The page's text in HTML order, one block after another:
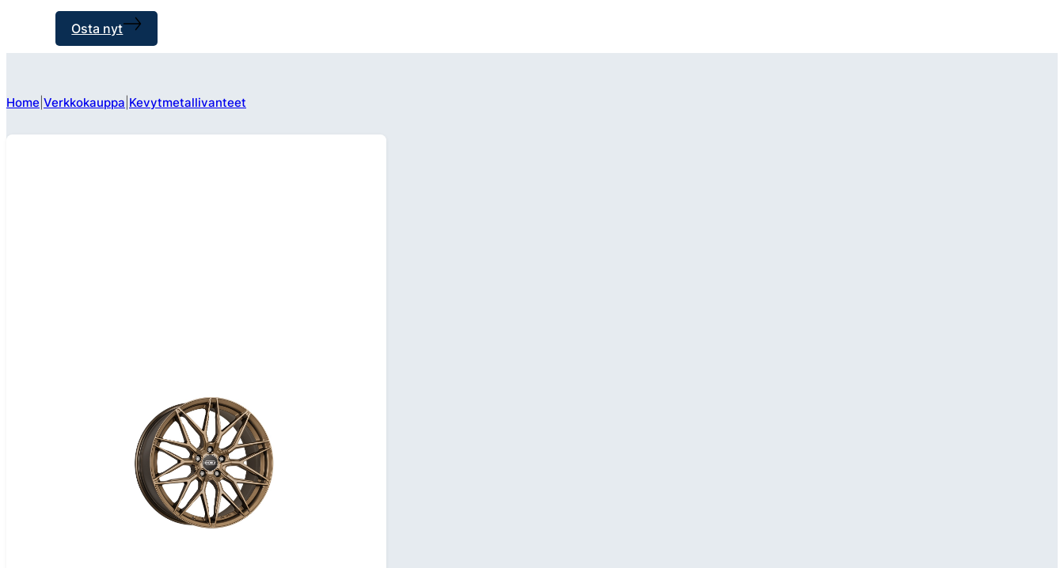
Osta nyt
Home Verkkokauppa Kevytmetallivanteet